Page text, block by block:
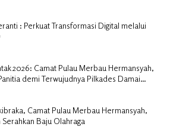
: Perkuat Transformasi Digital melalui
2026: Camat Pulau Merbau Hermansyah,
demi Terwujudnya Pilkades Damai
Camat Pulau Merbau Hermansyah,
Baju Olahraga